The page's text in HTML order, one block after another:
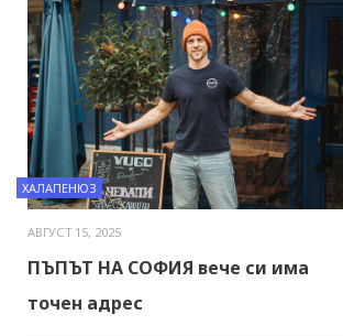
ХАЛАПЕНЮЗ
АВГУСТ 15, 2025
ПЪПЪТ НА СОФИЯ вече си има
точен адрес